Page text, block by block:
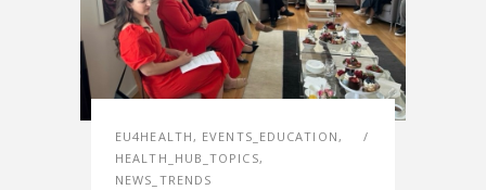
EU4HEALTH , EVENTS_EDUCATION ,
HEALTH_HUB_TOPICS,
NEWS_TRENDS